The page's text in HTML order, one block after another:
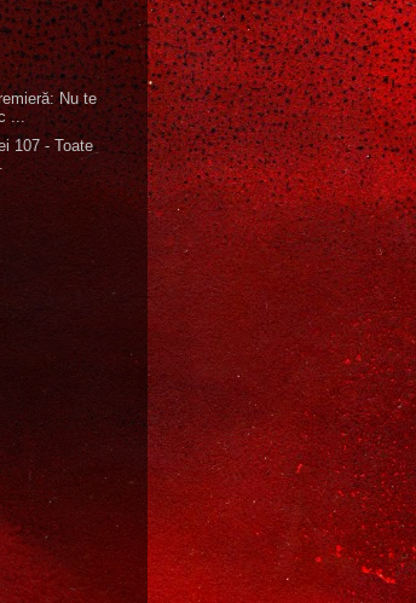
Nu te
...
107 - Toate